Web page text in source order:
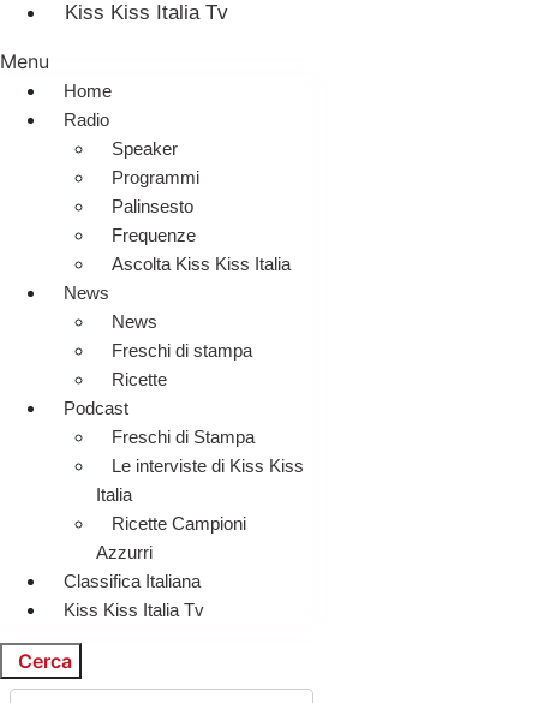
Kiss Kiss Italia Tv
Menu
Home
Radio
Speaker
Programmi
Palinsesto
Frequenze
Ascolta Kiss Kiss Italia
News
News
Freschi di stampa
Ricette
Podcast
Freschi di Stampa
Le interviste di Kiss Kiss
Italia
Ricette Campioni
Azzurri
Classifica Italiana
Kiss Kiss Italia Tv
Cerca